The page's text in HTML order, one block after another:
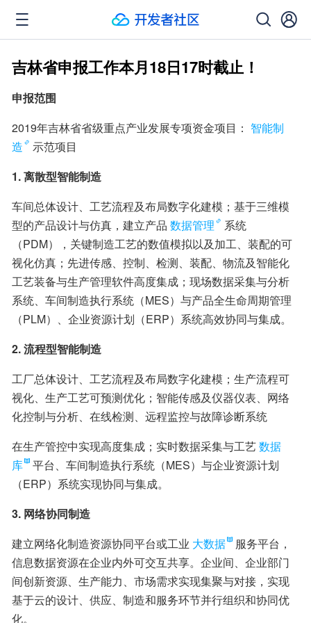
吉林省申报工作本月18日17时截止！
申报范围
2019年吉林省省级重点产业发展专项资金项目： 智能制
造
示范项目
1. 离散型智能制造
车间总体设计、工艺流程及布局数字化建模；基于三维模
型的产品设计与仿真，建立产品 数据管理
系统
（PDM），关键制造工艺的数值模拟以及加工、装配的可
视化仿真；先进传感、控制、检测、装配、物流及智能化
工艺装备与生产管理软件高度集成；现场数据采集与分析
系统、车间制造执行系统（MES）与产品全生命周期管理
（PLM）、企业资源计划（ERP）系统高效协同与集成。
2. 流程型智能制造
工厂总体设计、工艺流程及布局数字化建模；生产流程可
视化、生产工艺可预测优化；智能传感及仪器仪表、网络
化控制与分析、在线检测、远程监控与故障诊断系统
在生产管控中实现高度集成；实时数据采集与工艺数据
库
平台、车间制造执行系统（MES）与企业资源计划
（ERP）系统实现协同与集成。
3. 网络协同制造
建立网络化制造资源协同平台或工业 大数据
服务平台，
信息数据资源在企业内外可交互共享。企业间、企业部门
间创新资源、生产能力、市场需求实现集聚与对接，实现
基于云的设计、供应、制造和服务环节并行组织和协同优
化。